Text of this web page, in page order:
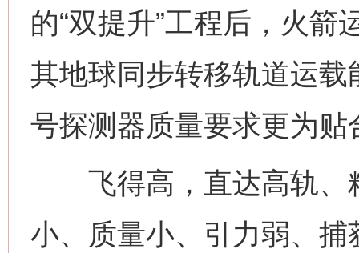
的“双提升”工程后，火
其地球同步转移轨道运
号探测器质量要求更为
飞得高，直达高轨、
小、质量小、引力弱、